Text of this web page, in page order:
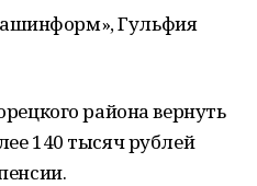
Гульфия
района вернуть
140 тысяч рублей